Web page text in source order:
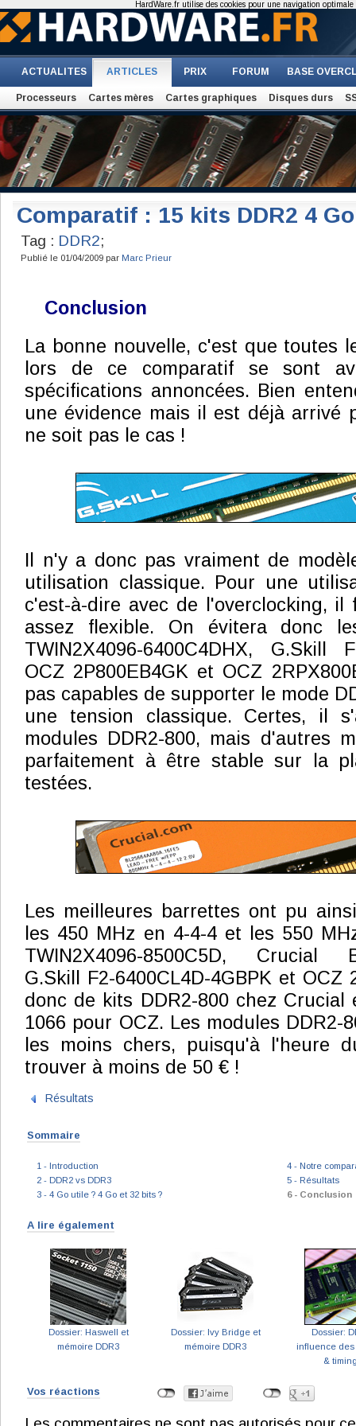
ACTUALITES ARTICLES PRIX FORUM BASE
Processeurs Cartes mères Cartes graphiques Disques durs
Comparatif : 15 kits DDR2 4 Go
Tag : DDR2;
Publié le 01/04/2009 par Marc Prieur
Conclusion
La bonne nouvelle, c'est que toutes
lors de ce comparatif se sont
spécifications annoncées. Bien
une évidence mais il est déjà arrivé
ne soit pas le cas !
Il n'y a donc pas vraiment de
utilisation classique. Pour une
c'est-à-dire avec de l'overclocking, il
assez flexible. On évitera donc
TWIN2X4096-6400C4DHX, G.Skill
OCZ 2P800EB4GK et OCZ
pas capables de supporter le mode
une tension classique. Certes, il
modules DDR2-800, mais d'autres
parfaitement à être stable sur la
testées.
Les meilleures barrettes ont pu
les 450 MHz en 4-4-4 et les 550
TWIN2X4096-8500C5D, Crucial
G.Skill F2-6400CL4D-4GBPK et OCZ
donc de kits DDR2-800 chez Crucial
1066 pour OCZ. Les modules DDR2-
les moins chers, puisqu'à l'heure
trouver à moins de 50 € !
Résultats
Sommaire
1 - Introduction
2 - DDR2 vs DDR3
3 - 4 Go utile ? 4 Go et 32 bits ?
4 - Notre
5 - Résultats
6 - Conclusion
A lire également
Dossier: Haswell et
mémoire DDR3
Dossier: Ivy Bridge et
mémoire DDR3
Dossier:
influence
&
Vos réactions
HardWare.fr utilise des cookies pour une navigation